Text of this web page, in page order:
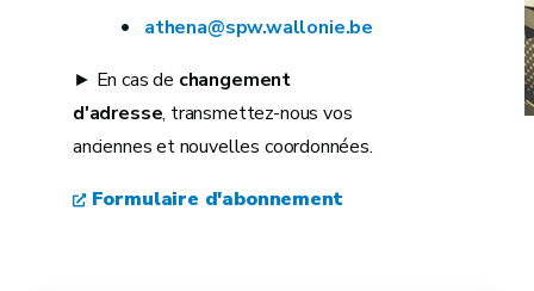
athena@spw.wallonie.be
► En cas de changement
d'adresse, transmettez-nous vos
anciennes et nouvelles coordonnées.
Formulaire d'abonnement